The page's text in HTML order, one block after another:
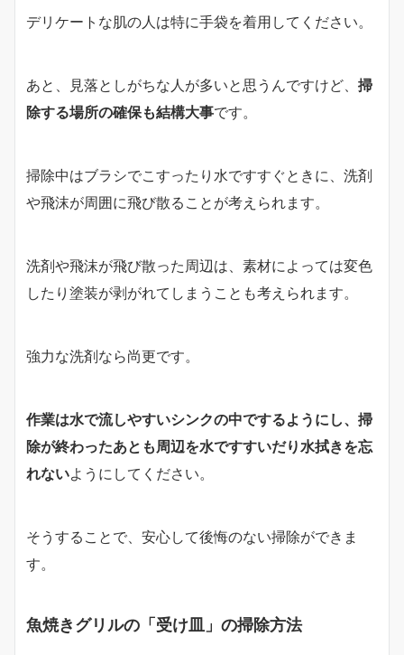
デリケートな肌の人は特に手袋を着用してください。
あと、見落としがちな人が多いと思うんですけど、 掃
除する場所の確保も結構大事です。
掃除中はブラシでこすったり水ですすぐときに、洗剤
や飛沫が周囲に飛び散ることが考えられます。
洗剤や飛沫が飛び散った周辺は、素材によっては変色
したり塗装が剥がれてしまうことも考えられます。
強力な洗剤なら尚更です。
作業は水で流しやすいシンクの中でするようにし、掃
除が終わったあとも周辺を水ですすいだり水拭きを忘
れないようにしてください。
そうすることで、安心して後悔のない掃除ができま
す。
魚焼きグリルの「受け皿」の掃除方法